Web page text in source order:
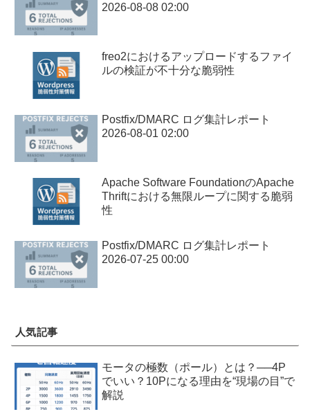
2026-08-08 02:00
freo2におけるアップロードするファイ
ルの検証が不十分な脆弱性
Postfix/DMARC ログ集計レポート
2026-08-01 02:00
Apache Software FoundationのApache
Thriftにおける無限ループに関する脆弱
性
Postfix/DMARC ログ集計レポート
2026-07-25 00:00
人気記事
モータの極数（ポール）とは？──4P
でいい？10Pになる理由を“現場の目”で
解説